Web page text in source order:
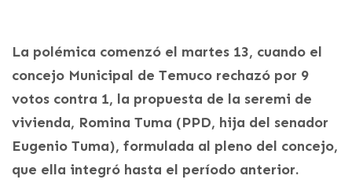
La polémica comenzó el martes 13, cuando el
concejo Municipal de Temuco rechazó por 9
votos contra 1, la propuesta de la seremi de
vivienda, Romina Tuma (PPD, hija del senador
Eugenio Tuma), formulada al pleno del concejo,
que ella integró hasta el período anterior.